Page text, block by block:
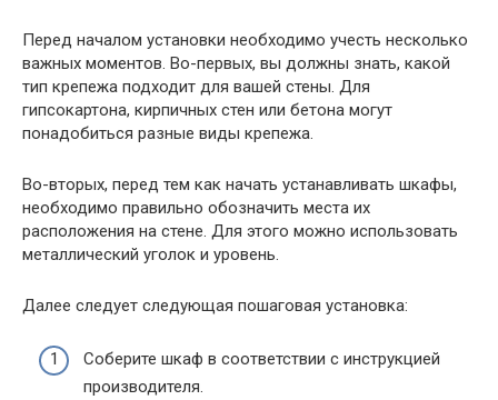
Перед началом установки необходимо учесть несколько
важных моментов. Во-первых, вы должны знать, какой
тип крепежа подходит для вашей стены. Для
гипсокартона, кирпичных стен или бетона могут
понадобиться разные виды крепежа.
Во-вторых, перед тем как начать устанавливать шкафы,
необходимо правильно обозначить места их
расположения на стене. Для этого можно использовать
металлический уголок и уровень.
Далее следует следующая пошаговая установка:
Соберите шкаф в соответствии с инструкцией
производителя.